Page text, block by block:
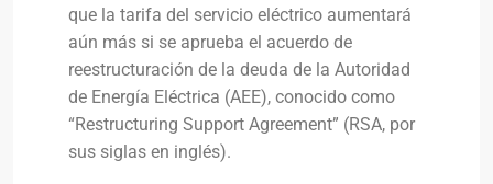
que la tarifa del servicio eléctrico aumentará
aún más si se aprueba el acuerdo de
reestructuración de la deuda de la Autoridad
de Energía Eléctrica (AEE), conocido como
“Restructuring Support Agreement” (RSA, por
sus siglas en inglés).